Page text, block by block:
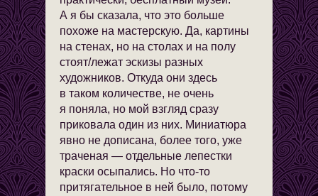
А я бы сказала, что это больше
похоже на мастерскую. Да, картины
на стенах, но на столах и на полу
стоят/лежат эскизы разных
художников. Откуда они здесь
в таком количестве, не очень
я поняла, но мой взгляд сразу
приковала один из них. Миниатюра
явно не дописана, более того, уже
траченая — отдельные лепестки
краски осыпались. Но что-то
притягательное в ней было, потому